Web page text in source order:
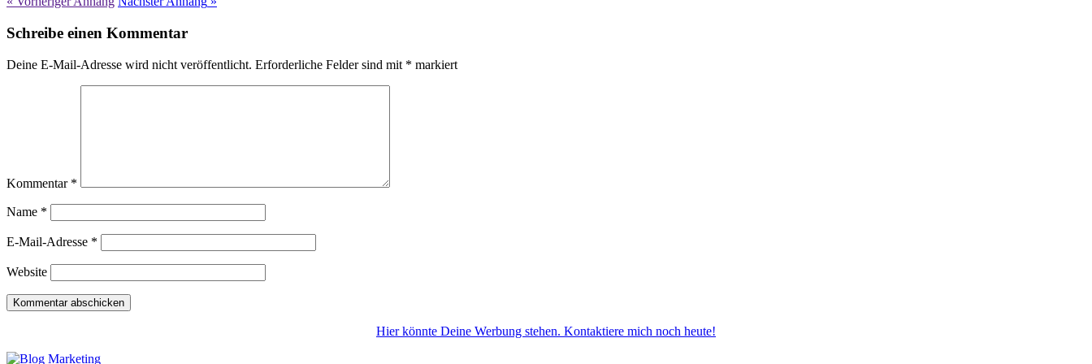
Schreibe einen Kommentar
Deine E-Mail-Adresse wird nicht veröffentlicht. Erforderliche Felder sind mit * markiert
Kommentar *
Name *
E-Mail-Adresse *
Website
Hier könnte Deine Werbung stehen. Kontaktiere mich noch heute!